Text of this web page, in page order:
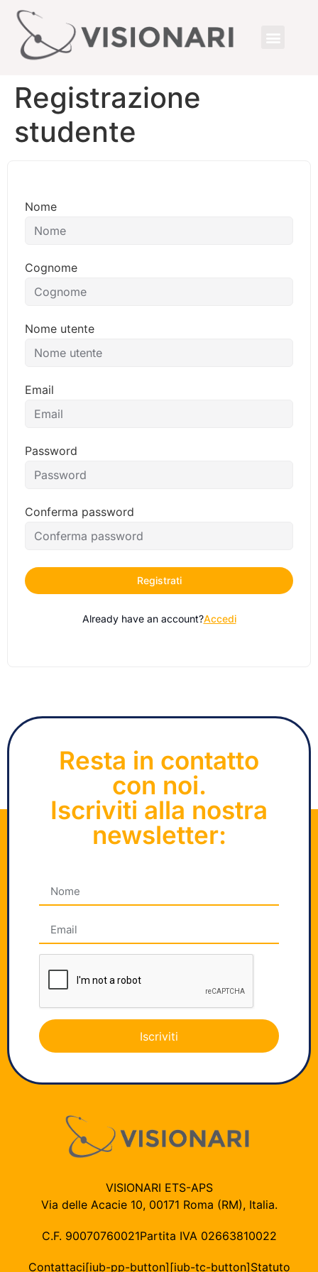
Registrazione
studente
Nome
Cognome
Nome utente
Email
Password
Conferma password
Registrati
Already have an account?Accedi
Resta in contatto
con noi.
Iscriviti alla nostra
newsletter:
Iscriviti
VISIONARI ETS-APS
Via delle Acacie 10, 00171 Roma (RM), Italia.
C.F. 90070760021Partita IVA 02663810022
Contattaci[iub-pp-button][iub-tc-button]Statuto